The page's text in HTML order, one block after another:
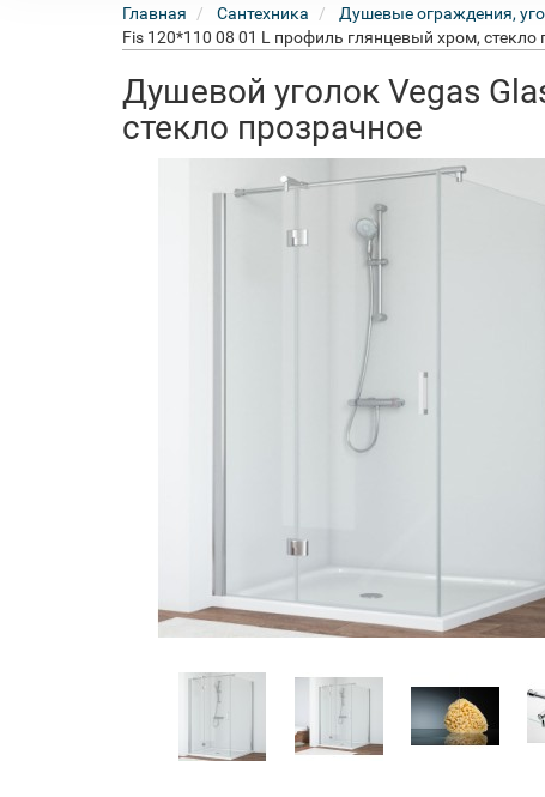
Главная Сантехника Душевые ограждения,
Fis 120*110 08 01 L профиль глянцевый хром, стекло
Душевой уголок Vegas
стекло прозрачное